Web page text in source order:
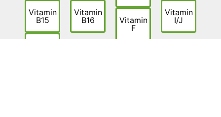
Vitamin
B15
Vitamin
B16
Vitamin
F
Vitamin
I/J